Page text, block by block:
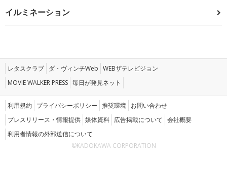
イルミネーション
レタスクラブ ダ・ヴィンチWeb WEBザテレビジョン
MOVIE WALKER PRESS 毎日が発見ネット
利用規約 プライバシーポリシー 推奨環境 お問い合わせ
プレスリリース・情報提供 媒体資料 広告掲載について 会社概要
利用者情報の外部送信について
©KADOKAWA CORPORATION